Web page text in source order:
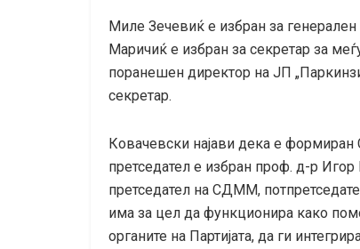
Миле Зечевиќ е избран за
Маричиќ е избран за секретар за
поранешен директор на ЈП
секретар.
Ковачевски најави дека е формиран
претседател е избран проф. д-р
претседател на СДММ,
има за цел да функционира како
органите на Партијата, да ги